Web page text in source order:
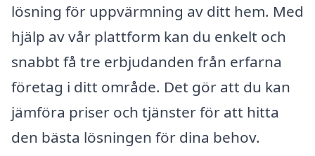
lösning för uppvärmning av ditt hem. Med
hjälp av vår plattform kan du enkelt och
snabbt få tre erbjudanden från erfarna
företag i ditt område. Det gör att du kan
jämföra priser och tjänster för att hitta
den bästa lösningen för dina behov.